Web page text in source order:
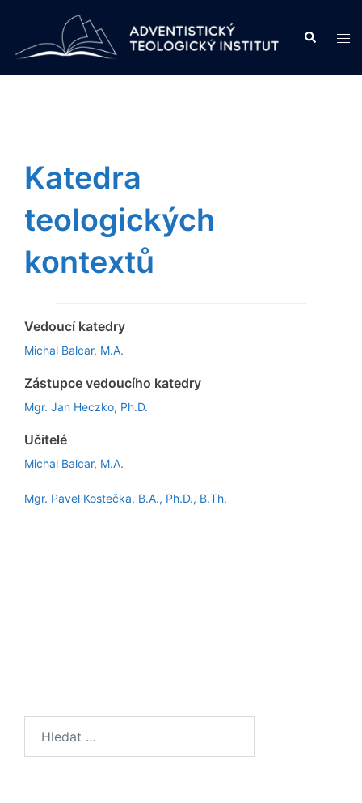
content
Search
Katedra
teologických
kontextů
Vedoucí katedry
Michal Balcar, M.A.
Zástupce vedoucího katedry
Mgr. Jan Heczko, Ph.D.
Učitelé
Michal Balcar, M.A.
Mgr. Pavel Kostečka, B.A., Ph.D., B.Th.